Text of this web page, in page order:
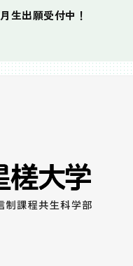
生出願受付中！
談会